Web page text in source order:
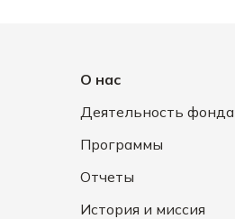
О нас
Деятельность фонда
Программы
Отчеты
История и миссия